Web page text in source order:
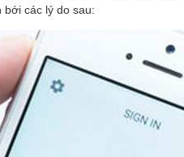
bới các lý do sau: